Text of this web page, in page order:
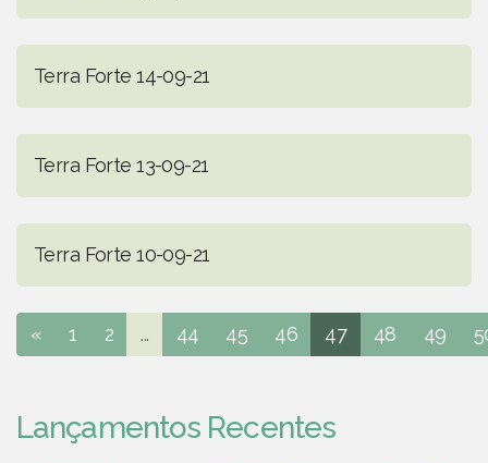
Terra Forte 14-09-21
Terra Forte 13-09-21
Terra Forte 10-09-21
« 1 2 ... 44 45 46 47 48 49
Lançamentos Recentes